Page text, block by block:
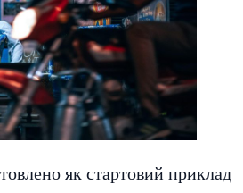
як стартовий приклад